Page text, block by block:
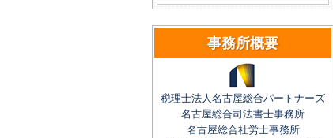
事務所概要
税理士法人名古屋総合パートナーズ
名古屋総合司法書士事務所
名古屋総合社労士事務所